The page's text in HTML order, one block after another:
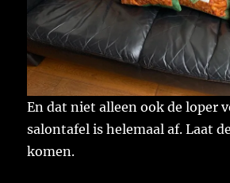
En dat niet alleen ook de loper
salontafel is helemaal af. Laat
komen.